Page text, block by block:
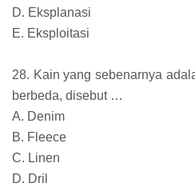
D. Eksplanasi
E. Eksploitasi
28. Kain yang sebenarnya
berbeda, disebut …
A. Denim
B. Fleece
C. Linen
D. Dril